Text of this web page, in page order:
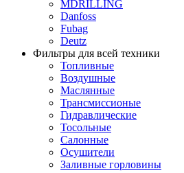
MDRILLING
Danfoss
Fubag
Deutz
Фильтры для всей техники
Топливные
Воздушные
Маслянные
Трансмиссионые
Гидравлические
Тосольные
Салонные
Осушители
Заливные горловины